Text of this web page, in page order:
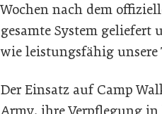
Wochen nach dem
gesamte System geliefert
wie leistungsfähig unsere
Der Einsatz auf Camp
Army, ihre Verpflegung